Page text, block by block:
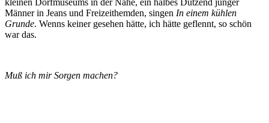
Männer in Jeans und Freizeithemden, singen In einem kühlen
Grunde. Wenns keiner gesehen hätte, ich hätte geflennt, so schön
war das.
Muß ich mir Sorgen machen?